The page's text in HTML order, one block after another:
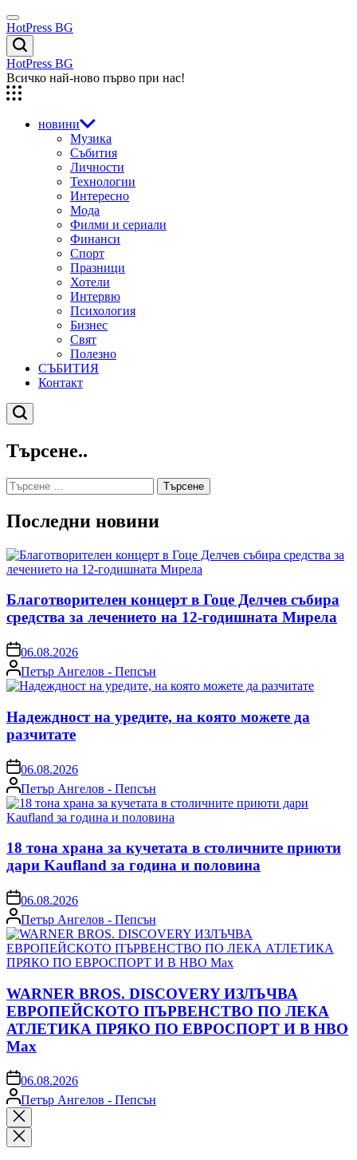
Skip
to
content
Menu
HotPress BG
Търсене
HotPress BG
Всичко най-ново първо при нас!
новини
Музика
Събития
Личности
Технологии
Интересно
Мода
Филми и сериали
Финанси
Спорт
Празници
Хотели
Интервю
Психология
Бизнес
Свят
Полезно
СЪБИТИЯ
Контакт
Търсене
Търсене..
Търсене
за:
Последни новини
Благотворителен концерт в Гоце Делчев събира
средства за лечението на 12-годишната Мирела
on06.08.2026
Posted
by
Петър Ангелов - Пепсън
Надеждност на уредите, на която можете да
разчитате
on06.08.2026
Posted
by
Петър Ангелов - Пепсън
18 тона храна за кучетата в столичните приюти
дари Kaufland за година и половина
on06.08.2026
Posted
by
Петър Ангелов - Пепсън
WARNER BROS. DISCOVERY ИЗЛЪЧВА
ЕВРОПЕЙСКОТО ПЪРВЕНСТВО ПО ЛЕКА
АТЛЕТИКА ПРЯКО ПО ЕВРОСПОРТ И В НВО
Мах
on06.08.2026
Posted
by
Петър Ангелов - Пепсън
Close
search